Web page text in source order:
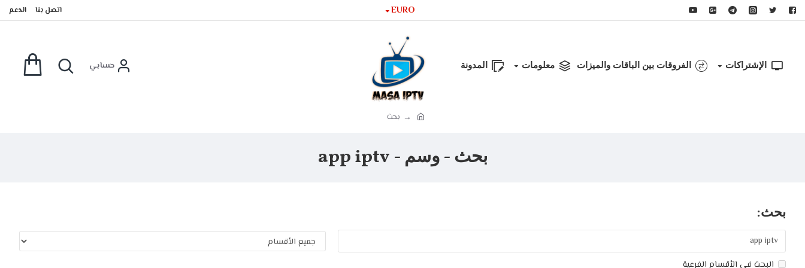
EURO اتصل بنا الدعم
الإشتراكات الفروقات بين الباقات والميزات معلومات المدونة حسابي
بحث
بحث - وسم - app iptv
بحث:
البحث في الأقسام الفرعية